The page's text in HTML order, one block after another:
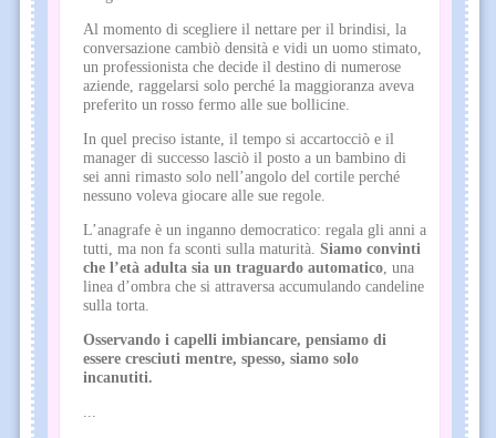
Al momento di scegliere il nettare per il brindisi, la
conversazione cambiò densità e vidi un uomo stimato,
un professionista che decide il destino di numerose
aziende, raggelarsi solo perché la maggioranza aveva
preferito un rosso fermo alle sue bollicine.
In quel preciso istante, il tempo si accartocciò e il
manager di successo lasciò il posto a un bambino di
sei anni rimasto solo nell’angolo del cortile perché
nessuno voleva giocare alle sue regole.
L’anagrafe è un inganno democratico: regala gli anni a
tutti, ma non fa sconti sulla maturità. Siamo convinti
che l’età adulta sia un traguardo automatico, una
linea d’ombra che si attraversa accumulando candeline
sulla torta.
Osservando i capelli imbiancare, pensiamo di
essere cresciuti mentre, spesso, siamo solo
incanutiti.
...